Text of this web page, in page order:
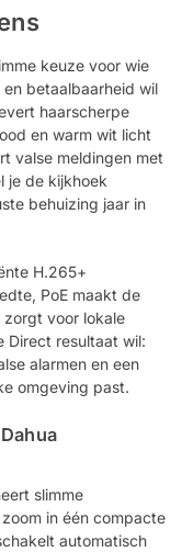
keuze voor wie
betaalbaarheid wil
haarscherpe
en warm wit licht
valse meldingen met
je de kijkhoek
behuizing jaar in
H.265+
PoE maakt de
zorgt voor lokale
Direct resultaat wil:
alarmen en een
omgeving past.
slimme
in één compacte
automatisch